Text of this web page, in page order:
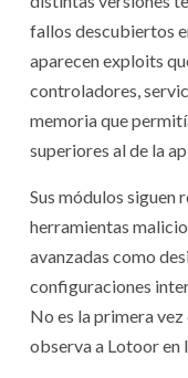
fallos descubiertos
aparecen exploits
controladores,
memoria que
superiores al de la
Sus módulos siguen
herramientas
avanzadas como
configuraciones
No es la primera
observa a Lotoor en